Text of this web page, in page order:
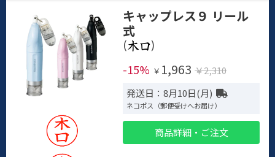
キャップレス９ リール
式
(
)
-15% ￥ 1,963 ￥2,310
発送日：8月10日(月)
ネコポス（郵便受けへお届け）
商品詳細・ご注文